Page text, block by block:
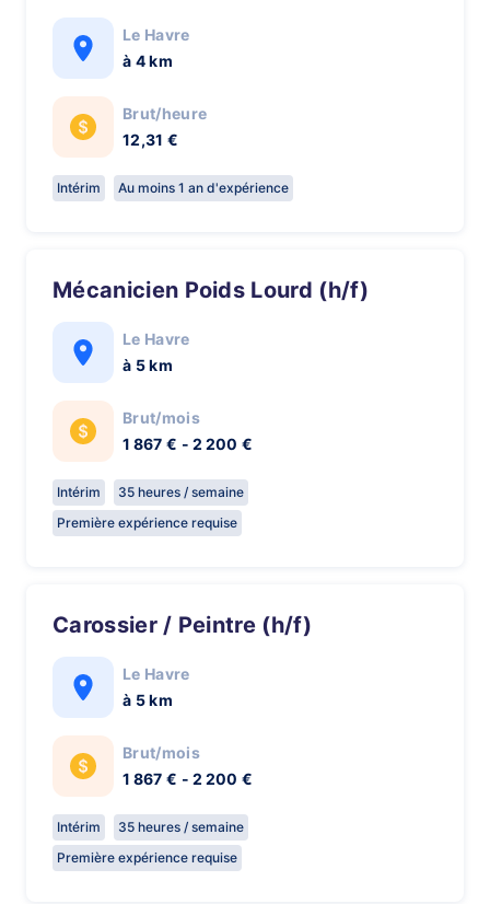
Le Havre
à 4 km
Brut/heure
12,31 €
Intérim Au moins 1 an d'expérience
Mécanicien Poids Lourd (h/f)
Le Havre
à 5 km
Brut/mois
1 867 € - 2 200 €
Intérim
35 heures / semaine
Première expérience requise
Carossier / Peintre (h/f)
Le Havre
à 5 km
Brut/mois
1 867 € - 2 200 €
Intérim
35 heures / semaine
Première expérience requise